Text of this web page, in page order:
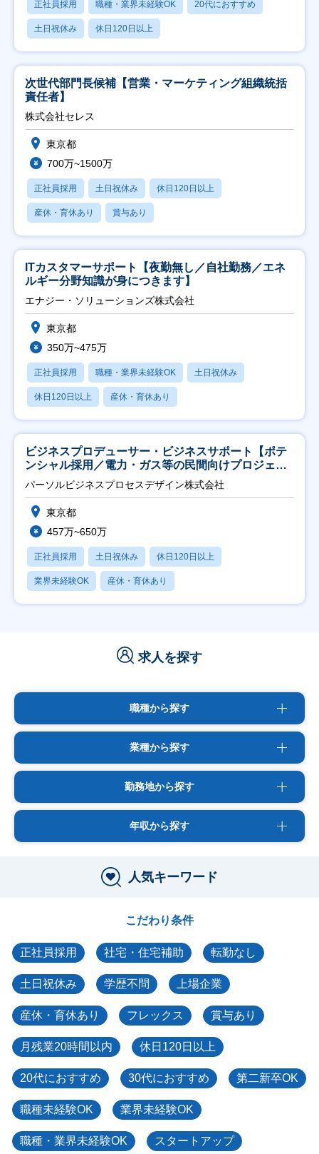
正社員採用 職種・業界未経験OK 20代におすすめ
土日祝休み 休日120日以上
次世代部門長候補【営業・マーケティング組織統括
責任者】
株式会社セレス
東京都
700万~1500万
正社員採用 土日祝休み 休日120日以上
産休・育休あり 賞与あり
ITカスタマーサポート【夜勤無し／自社勤務／エネ
ルギー分野知識が身につきます】
エナジー・ソリューションズ株式会社
東京都
350万~475万
正社員採用 職種・業界未経験OK 土日祝休み
休日120日以上 産休・育休あり
ビジネスプロデューサー・ビジネスサポート【ポテ
ンシャル採用／電力・ガス等の民間向けプロジェク
ト推進】
パーソルビジネスプロセスデザイン株式会社
東京都
457万~650万
正社員採用 土日祝休み 休日120日以上
業界未経験OK 産休・育休あり
求人を探す
職種から探す
業種から探す
勤務地から探す
年収から探す
人気キーワード
こだわり条件
正社員採用 社宅・住宅補助 転勤なし
土日祝休み 学歴不問 上場企業
産休・育休あり フレックス 賞与あり
月残業20時間以内 休日120日以上
20代におすすめ 30代におすすめ 第二新卒OK
職種未経験OK 業界未経験OK
職種・業界未経験OK スタートアップ